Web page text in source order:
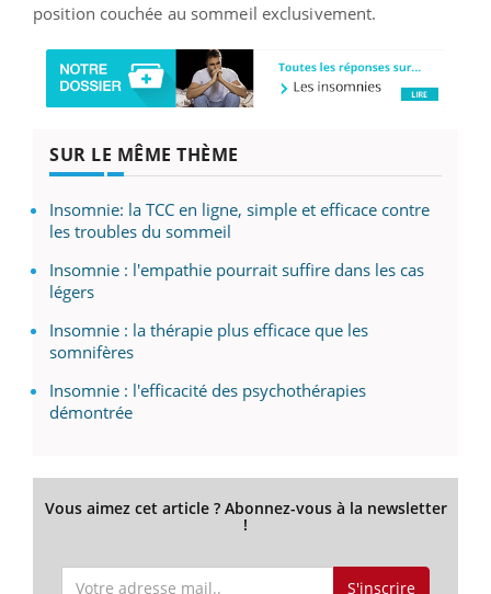
position couchée au sommeil exclusivement.
SUR LE MÊME THÈME
Insomnie: la TCC en ligne, simple et efficace contre
les troubles du sommeil
Insomnie : l'empathie pourrait suffire dans les cas
légers
Insomnie : la thérapie plus efficace que les
somnifères
Insomnie : l'efficacité des psychothérapies
démontrée
Vous aimez cet article ? Abonnez-vous à la newsletter
!
S'inscrire